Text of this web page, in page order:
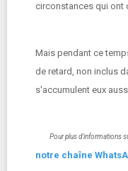
circonstances qui ont
Mais pendant ce
de retard, non inclus
s'accumulent eux
Pour plus d'informations
notre chaîne